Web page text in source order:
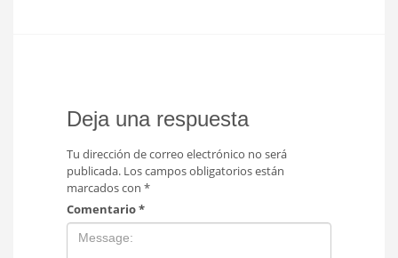
Deja una respuesta
Tu dirección de correo electrónico no será
publicada. Los campos obligatorios están
marcados con *
Comentario*